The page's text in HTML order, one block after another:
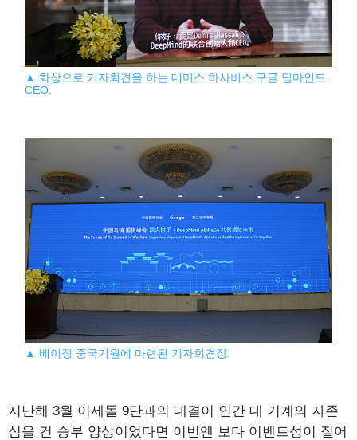
▲ 화상으로 기자회견을 하는 데미스 하사비스 구글 딥마인드
CEO.
▲ 베이징 중국기원에 마련된 기자회견장.
지난해 3월 이세돌 9단과의 대결이 인간 대 기계의 자존
심을 건 승부 양상이었다면 이번엔 보다 이벤트성이 짙어